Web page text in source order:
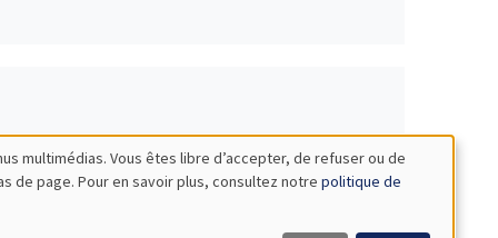
multimédias. Vous êtes libre d’accepter, de refuser ou de
de page. Pour en savoir plus, consultez notre politique de